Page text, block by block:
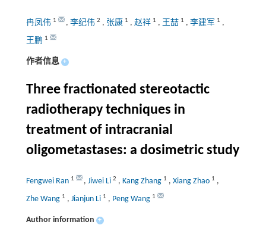
冉凤伟 1 , 李纪伟 2 , 张康 1 , 赵祥 1 , 王喆 1 , 李建军 1 ,
王鹏 1
作者信息 +
Three fractionated stereotactic
radiotherapy techniques in
treatment of intracranial
oligometastases: a dosimetric study
Fengwei Ran 1 , Jiwei Li 2 , Kang Zhang 1 , Xiang Zhao 1 ,
Zhe Wang 1 , Jianjun Li 1 , Peng Wang 1
Author information +